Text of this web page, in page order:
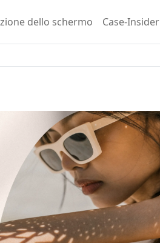
dello schermo Case-Insider